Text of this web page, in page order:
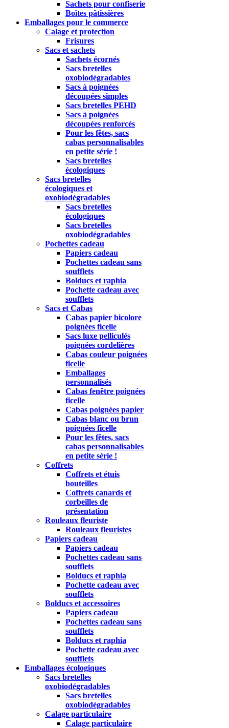
Sachets pour confiserie
Boîtes pâtissières
Emballages pour le commerce
Calage et protection
Frisures
Sacs et sachets
Sachets écornés
Sacs bretelles
oxobiodégradables
Sacs à poignées
découpées simples
Sacs bretelles PEHD
Sacs à poignées
découpées renforcés
Pour les fêtes, sacs
cabas personnalisables
en petite série !
Sacs bretelles
écologiques
Sacs bretelles
écologiques et
oxobiodégradables
Sacs bretelles
écologiques
Sacs bretelles
oxobiodégradables
Pochettes cadeau
Papiers cadeau
Pochettes cadeau sans
soufflets
Bolducs et raphia
Pochette cadeau avec
soufflets
Sacs et Cabas
Cabas papier bicolore
poignées ficelle
Sacs luxe pelliculés
poignées cordelières
Cabas couleur poignées
ficelle
Emballages
personnalisés
Cabas fenêtre poignées
ficelle
Cabas poignées papier
Cabas blanc ou brun
poignées ficelle
Pour les fêtes, sacs
cabas personnalisables
en petite série !
Coffrets
Coffrets et étuis
bouteilles
Coffrets canards et
corbeilles de
présentation
Rouleaux fleuriste
Rouleaux fleuristes
Papiers cadeau
Papiers cadeau
Pochettes cadeau sans
soufflets
Bolducs et raphia
Pochette cadeau avec
soufflets
Bolducs et accessoires
Papiers cadeau
Pochettes cadeau sans
soufflets
Bolducs et raphia
Pochette cadeau avec
soufflets
Emballages écologiques
Sacs bretelles
oxobiodégradables
Sacs bretelles
oxobiodégradables
Calage particulaire
Calage particulaire